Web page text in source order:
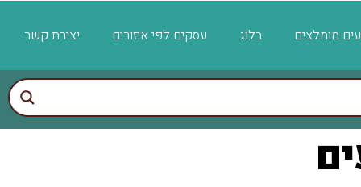
מומלצים בלוג עסקים לפי איזורים יצירת קשר